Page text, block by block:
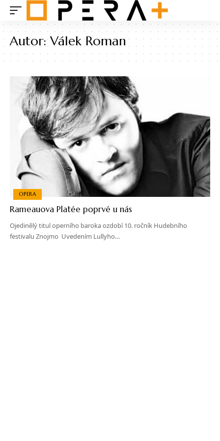
Autor:Válek Roman
OPERA
Rameauova Platée poprvé u nás
Ojedinělý titul operního baroka ozdobí 10. ročník Hudebního
festivalu Znojmo Uvedením Lullyho…